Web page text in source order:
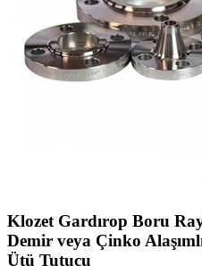
Klozet Gardırop Boru
Demir veya Çinko
Ütü Tutucu